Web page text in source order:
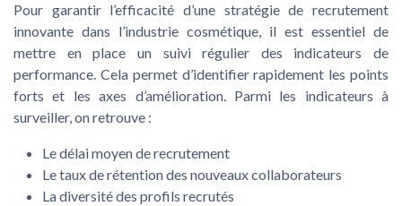
Pour garantir l’efficacité d’une stratégie de recrutement
innovante dans l’industrie cosmétique, il est essentiel de
mettre en place un suivi régulier des indicateurs de
performance. Cela permet d’identifier rapidement les points
forts et les axes d’amélioration. Parmi les indicateurs à
surveiller, on retrouve :
Le délai moyen de recrutement
Le taux de rétention des nouveaux collaborateurs
La diversité des profils recrutés